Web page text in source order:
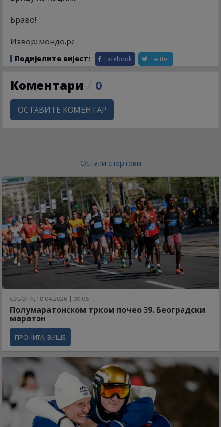
Браво!
Извор: мондо.рс
Подијелите вијест: Facebook Twitter
Коментари 0
ОСТАВИТЕ КОМЕНТАР
Остали спортови
СУБОТА, 18.04.2026 | 09:06
Полумаратонском трком почео 39. Београдски
маратон
ПРОЧИТАЈ ВИШЕ